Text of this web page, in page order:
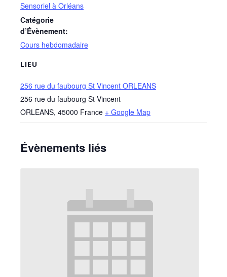
Sensoriel à Orléans
Catégorie
d’Évènement:
Cours hebdomadaire
LIEU
256 rue du faubourg St Vincent ORLEANS
256 rue du faubourg St Vincent
ORLEANS, 45000 France + Google Map
Évènements liés